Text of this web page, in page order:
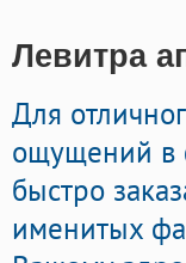
Левитра
Для
ощущений в
быстро
именитых